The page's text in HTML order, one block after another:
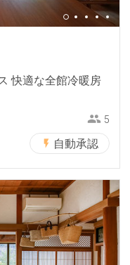
快適な全館冷暖房
5
自動承認